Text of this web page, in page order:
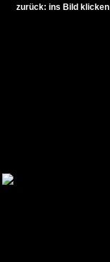
zurück: ins Bild klicken